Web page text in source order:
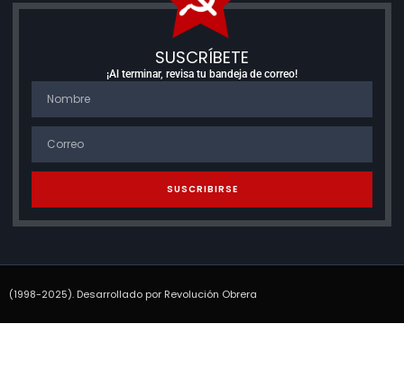
SUSCRÍBETE
¡Al terminar, revisa tu bandeja de correo!
SUSCRIBIRSE
(1998-2025). Desarrollado por Revolución Obrera